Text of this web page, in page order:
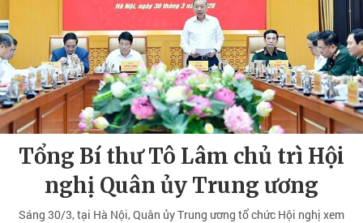
Tổng Bí thư Tô Lâm chủ trì Hội
nghị Quân ủy Trung ương
Sáng 30/3, tại Hà Nội, Quân ủy Trung ương tổ chức Hội nghị xem